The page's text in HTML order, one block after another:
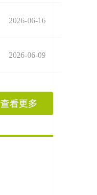
2026-06-16
2026-06-09